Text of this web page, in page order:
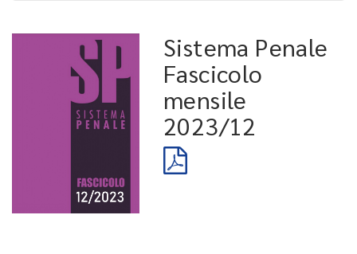
Sistema Penale
Fascicolo
mensile
2023/12